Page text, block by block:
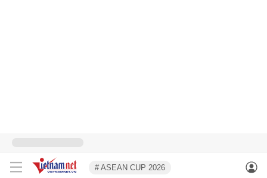
# ASEAN CUP 2026